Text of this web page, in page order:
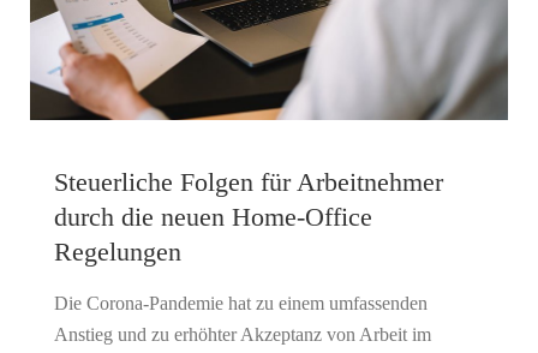
Steuerliche Folgen für Arbeitnehmer
durch die neuen Home-Office
Regelungen
Die Corona-Pandemie hat zu einem umfassenden
Anstieg und zu erhöhter Akzeptanz von Arbeit im